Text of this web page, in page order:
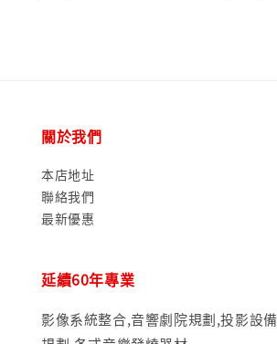
關於我們
本店地址
聯絡我們
最新優惠
延續60年專業
影像系統整合,音響劇院規劃,投影設